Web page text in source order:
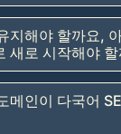
지해야 할까요,
새로 시작해야
메인이 다국어